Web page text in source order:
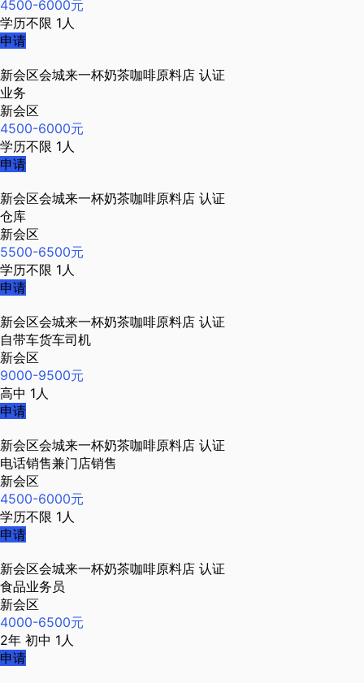
4500-6000元
学历不限 1人
申请
新会区会城来一杯奶茶咖啡原料店 认证
业务
新会区
4500-6000元
学历不限 1人
申请
新会区会城来一杯奶茶咖啡原料店 认证
仓库
新会区
5500-6500元
学历不限 1人
申请
新会区会城来一杯奶茶咖啡原料店 认证
自带车货车司机
新会区
9000-9500元
高中 1人
申请
新会区会城来一杯奶茶咖啡原料店 认证
电话销售兼门店销售
新会区
4500-6000元
学历不限 1人
申请
新会区会城来一杯奶茶咖啡原料店 认证
食品业务员
新会区
4000-6500元
2年 初中 1人
申请